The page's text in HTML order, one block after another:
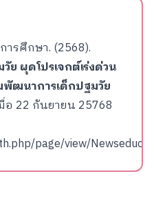
ารศึกษา. (2568).
ผุดโปรเจกต์เร่งด่วน
พัฒนาการเด็กปฐมวัย
22 กันยายน 25768
page/view/